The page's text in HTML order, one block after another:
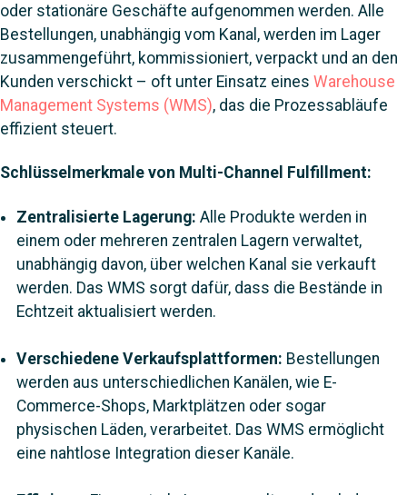
oder stationäre Geschäfte aufgenommen werden. Alle
Bestellungen, unabhängig vom Kanal, werden im Lager
zusammengeführt, kommissioniert, verpackt und an den
Kunden verschickt – oft unter Einsatz eines Warehouse
Management Systems (WMS), das die Prozessabläufe
effizient steuert.
Schlüsselmerkmale von Multi-Channel Fulfillment:
Zentralisierte Lagerung: Alle Produkte werden in
einem oder mehreren zentralen Lagern verwaltet,
unabhängig davon, über welchen Kanal sie verkauft
werden. Das WMS sorgt dafür, dass die Bestände in
Echtzeit aktualisiert werden.
Verschiedene Verkaufsplattformen: Bestellungen
werden aus unterschiedlichen Kanälen, wie E-
Commerce-Shops, Marktplätzen oder sogar
physischen Läden, verarbeitet. Das WMS ermöglicht
eine nahtlose Integration dieser Kanäle.